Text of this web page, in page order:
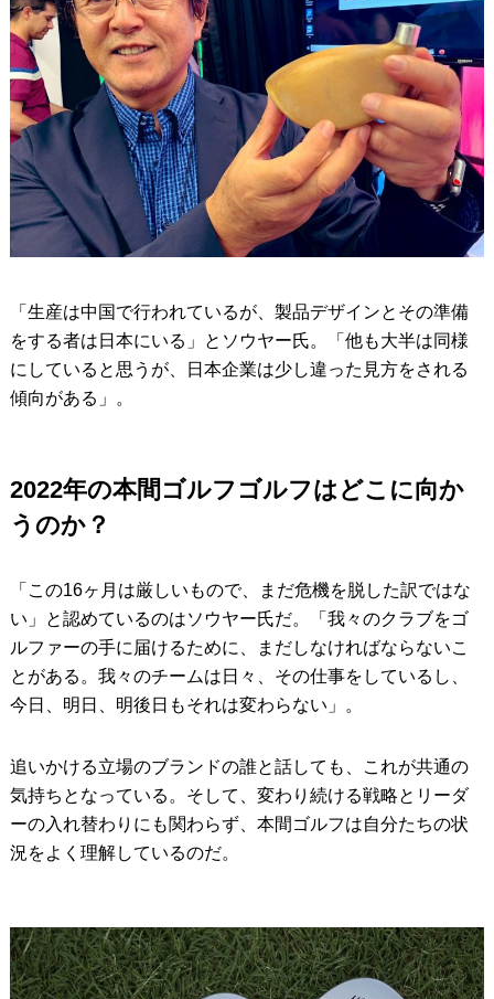
「生産は中国で行われているが、製品デザインとその準備
をする者は日本にいる」とソウヤー氏。「他も大半は同様
にしていると思うが、日本企業は少し違った見方をされる
傾向がある」。
2022年の本間ゴルフゴルフはどこに向か
うのか？
「この16ヶ月は厳しいもので、まだ危機を脱した訳ではな
い」と認めているのはソウヤー氏だ。「我々のクラブをゴ
ルファーの手に届けるために、まだしなければならないこ
とがある。我々のチームは日々、その仕事をしているし、
今日、明日、明後日もそれは変わらない」。
追いかける立場のブランドの誰と話しても、これが共通の
気持ちとなっている。そして、変わり続ける戦略とリーダ
ーの入れ替わりにも関わらず、本間ゴルフは自分たちの状
況をよく理解しているのだ。